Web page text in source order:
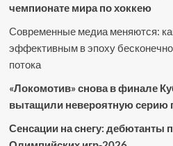
чемпионате мира по хоккею
Современные медиа меняются:
эффективным в эпоху
потока
«Локомотив» снова в финале
вытащили невероятную серию
Сенсации на снегу: дебютанты